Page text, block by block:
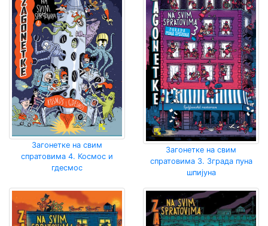
Загонетке на свим
спратовима 4. Космос и
гдесмос
Загонетке на свим
спратовима 3. Зграда пуна
шпијуна